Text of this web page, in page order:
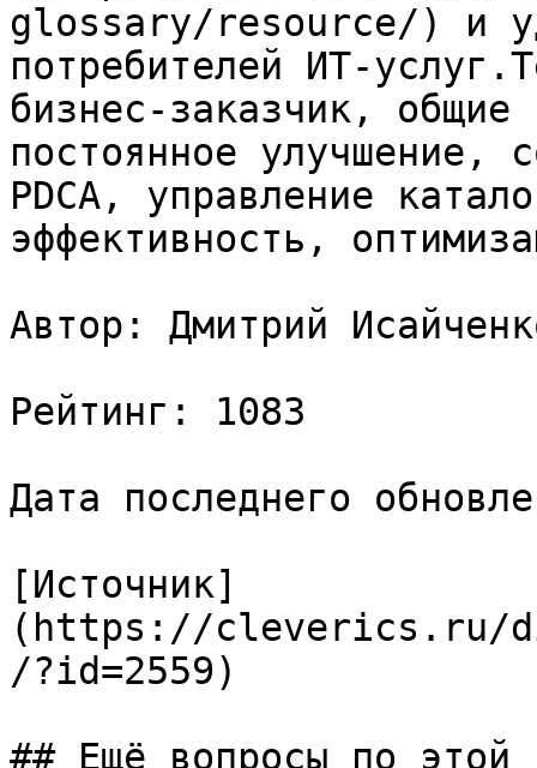
glossary/resource/) и
потребителей ИТ-
бизнес-заказчик, общие
постоянное улучшение,
PDCA, управление
эффективность,
Автор: Дмитрий
Рейтинг: 1083
Дата последнего
[Источник]
(https://cleverics.ru/
/?id=2559)
## Ещё вопросы по этой